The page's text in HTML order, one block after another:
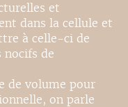
et
dans la cellule et
à celle-ci de
nocifs de
de volume pour
on parle